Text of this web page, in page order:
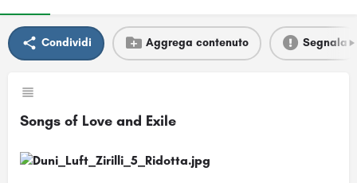
Condividi Aggrega contenuto Segnala
Songs of Love and Exile